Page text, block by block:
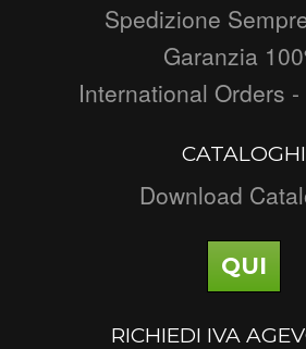
Spedizione
Garanzia
International Orders
CATALOGHI
Download
QUI
RICHIEDI IVA